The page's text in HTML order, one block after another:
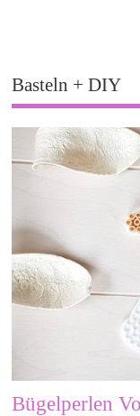
Basteln + DIY
Bügelperlen